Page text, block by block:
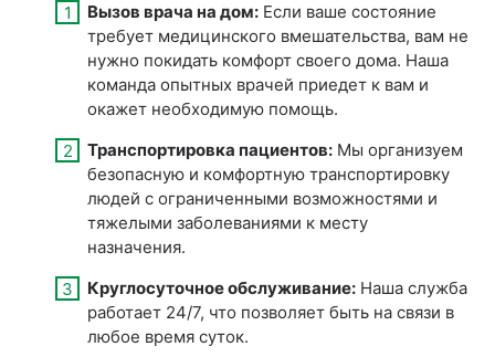
Вызов врача на дом: Если ваше состояние
требует медицинского вмешательства, вам не
нужно покидать комфорт своего дома. Наша
команда опытных врачей приедет к вам и
окажет необходимую помощь.
Транспортировка пациентов: Мы организуем
безопасную и комфортную транспортировку
людей с ограниченными возможностями и
тяжелыми заболеваниями к месту
назначения.
Круглосуточное обслуживание: Наша служба
работает 24/7, что позволяет быть на связи в
любое время суток.